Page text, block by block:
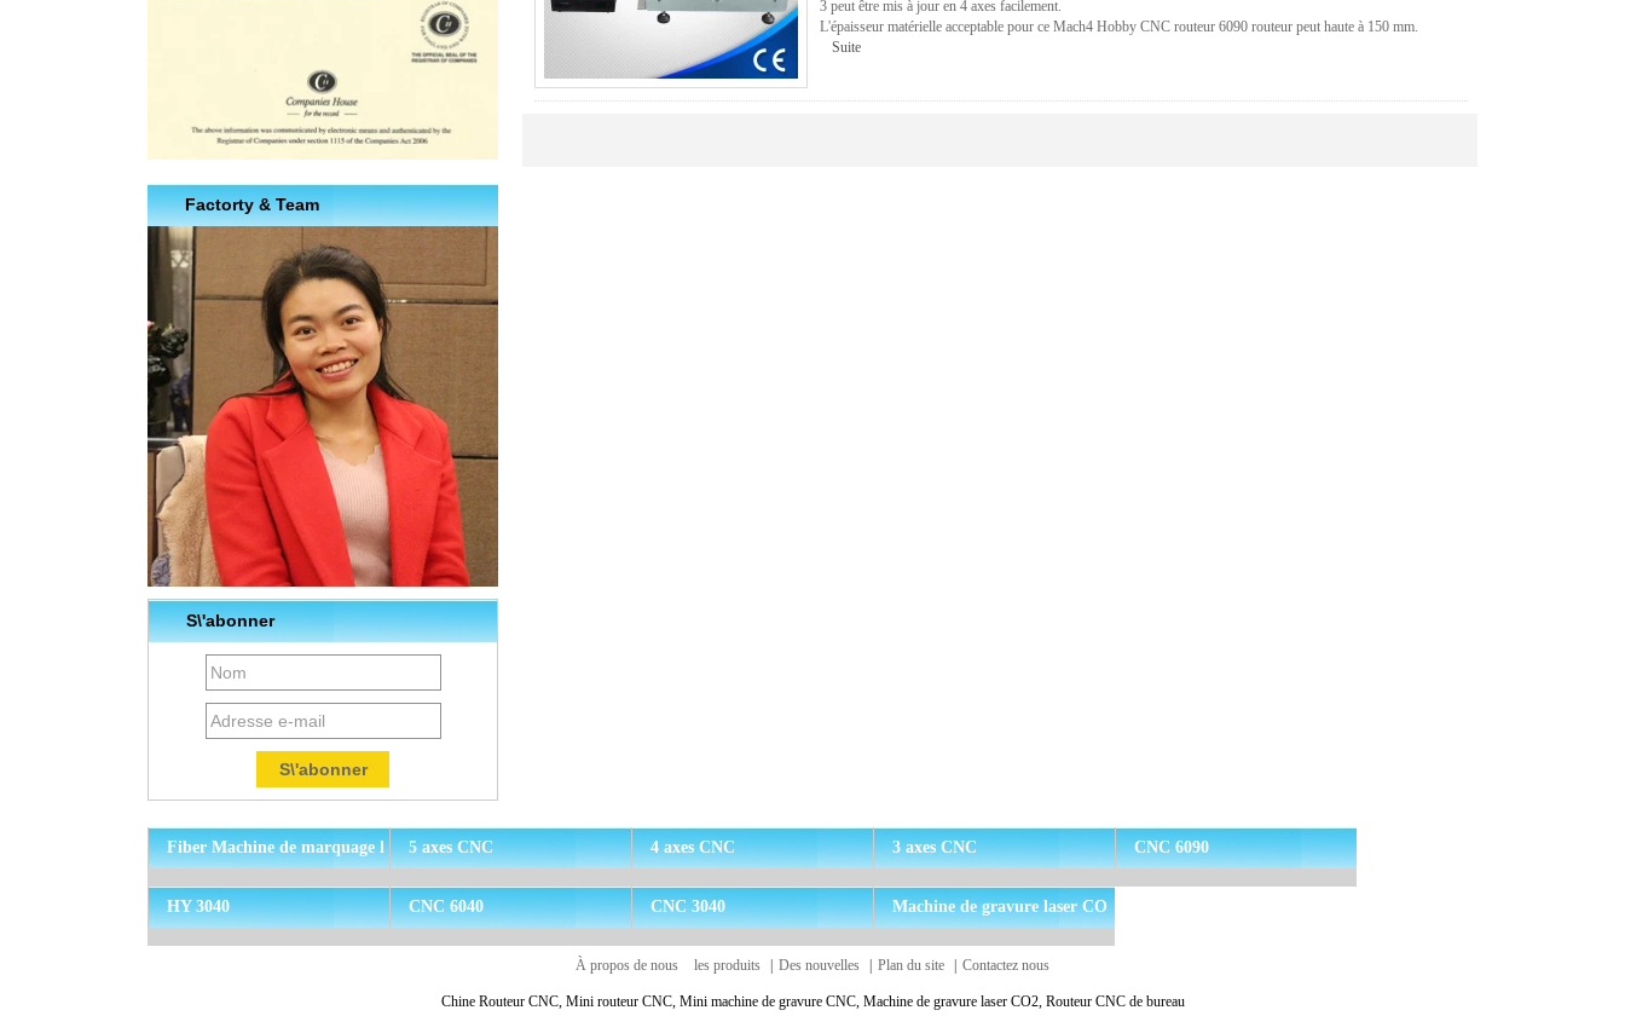
Factorty & Team
S\'abonner
3 peut être mis à jour en 4 axes facilement.
L'épaisseur matérielle acceptable pour ce Mach4 Hobby CNC routeur 6090 routeur peut haute à 150 mm.
Suite
Fiber Machine de marquage l
aser
5 axes CNC 4 axes CNC 3 axes CNC CNC 6090
HY 3040 CNC 6040 CNC 3040 Machine de gravure laser CO
2
À propos de nous les produits Des nouvelles Plan du site Contactez nous
Chine Routeur CNC, Mini routeur CNC, Mini machine de gravure CNC, Machine de gravure laser CO2, Routeur CNC de bureau